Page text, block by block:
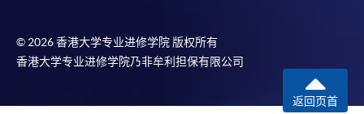
© 2026 香港大学专业进修学院 版权所有
香港大学专业进修学院乃非牟利担保有限公司
返回页首